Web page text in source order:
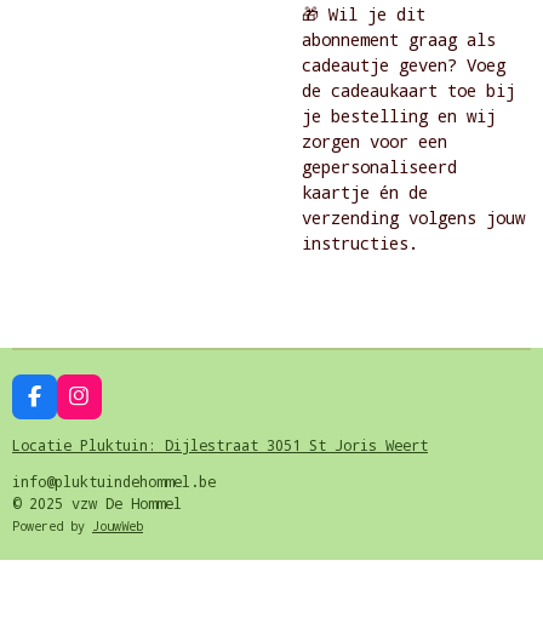
🎁 Wil je dit
abonnement graag als
cadeautje geven? Voeg
de cadeaukaart toe bij
je bestelling en wij
zorgen voor een
gepersonaliseerd
kaartje én de
verzending volgens jouw
instructies.
F
a
c
b
o
o
I
n
s
a
g
r
a
m
Locatie Pluktuin: Dijlestraat 3051 St Joris Weert
info@pluktuindehommel.be
© 2025 vzw De Hommel
Powered by JouwWeb